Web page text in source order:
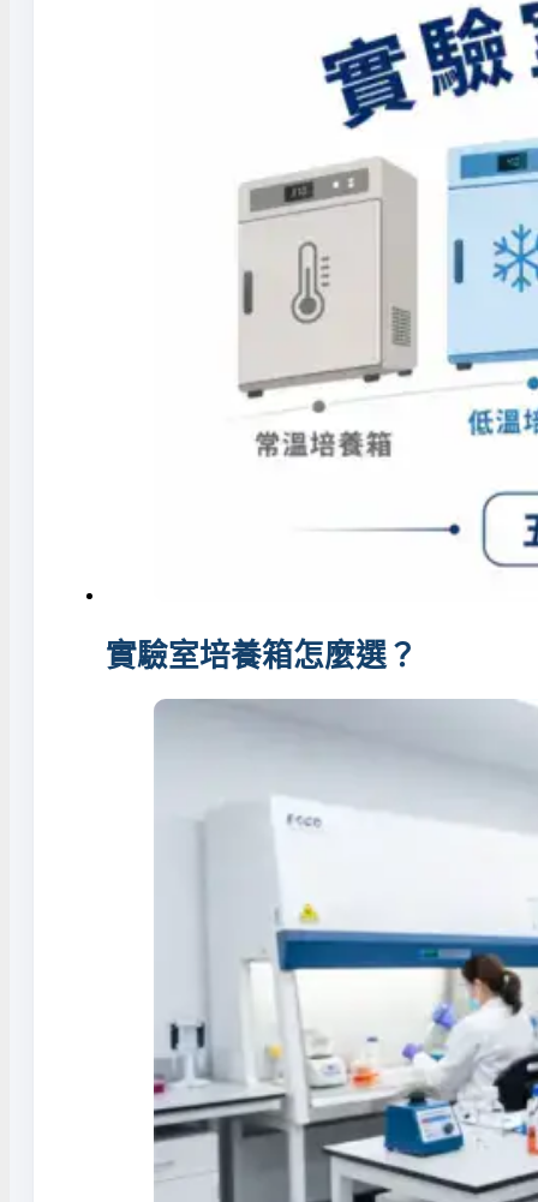
實驗室培養箱怎麼選？